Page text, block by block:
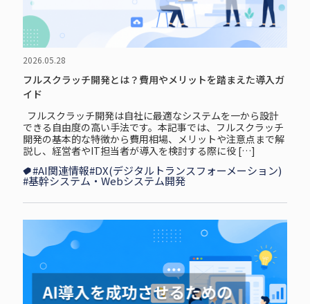
2026.05.28
フルスクラッチ開発とは？費用やメリットを踏まえた導入ガ
イド
フルスクラッチ開発は自社に最適なシステムを一から設計
できる自由度の高い手法です。本記事では、フルスクラッチ
開発の基本的な特徴から費用相場、メリットや注意点まで解
説し、経営者やIT担当者が導入を検討する際に役 […]
#AI関連情報#DX(デジタルトランスフォーメーション)
#基幹システム・Webシステム開発